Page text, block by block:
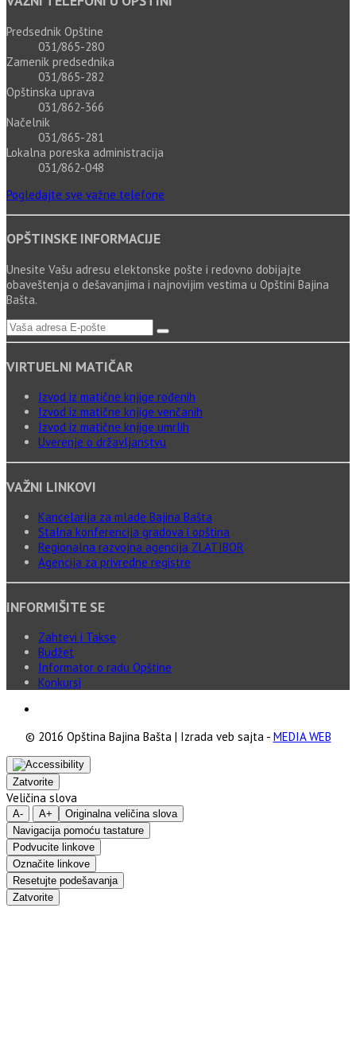
Predsednik Opštine
031/865-280
Zamenik predsednika
031/865-282
Opštinska uprava
031/862-366
Načelnik
031/865-281
Lokalna poreska administracija
031/862-048
Pogledajte sve važne telefone
OPŠTINSKE INFORMACIJE
Unesite Vašu adresu elektonske pošte i redovno dobijajte
obaveštenja o dešavanjima i najnovijim vestima u Opštini Bajina
Bašta.
VIRTUELNI MATIČAR
Izvod iz matične knjige rođenih
Izvod iz matične knjige venčanih
Izvod iz matične knjige umrlih
Uverenje o državljanstvu
VAŽNI LINKOVI
Kancelarija za mlade Bajina Bašta
Stalna konferencija gradova i opština
Regionalna razvojna agencija ZLATIBOR
Agencija za privredne registre
INFORMIŠITE SE
Zahtevi i Takse
Budžet
Informator o radu Opštine
Konkursi
© 2016 Opština Bajina Bašta | Izrada veb sajta - MEDIA WEB
Zatvorite
Veličina slova
A- A+
Originalna veličina slova
Navigacija pomoću tastature
Podvucite linkove
Označite linkove
Resetujte podešavanja
Zatvorite